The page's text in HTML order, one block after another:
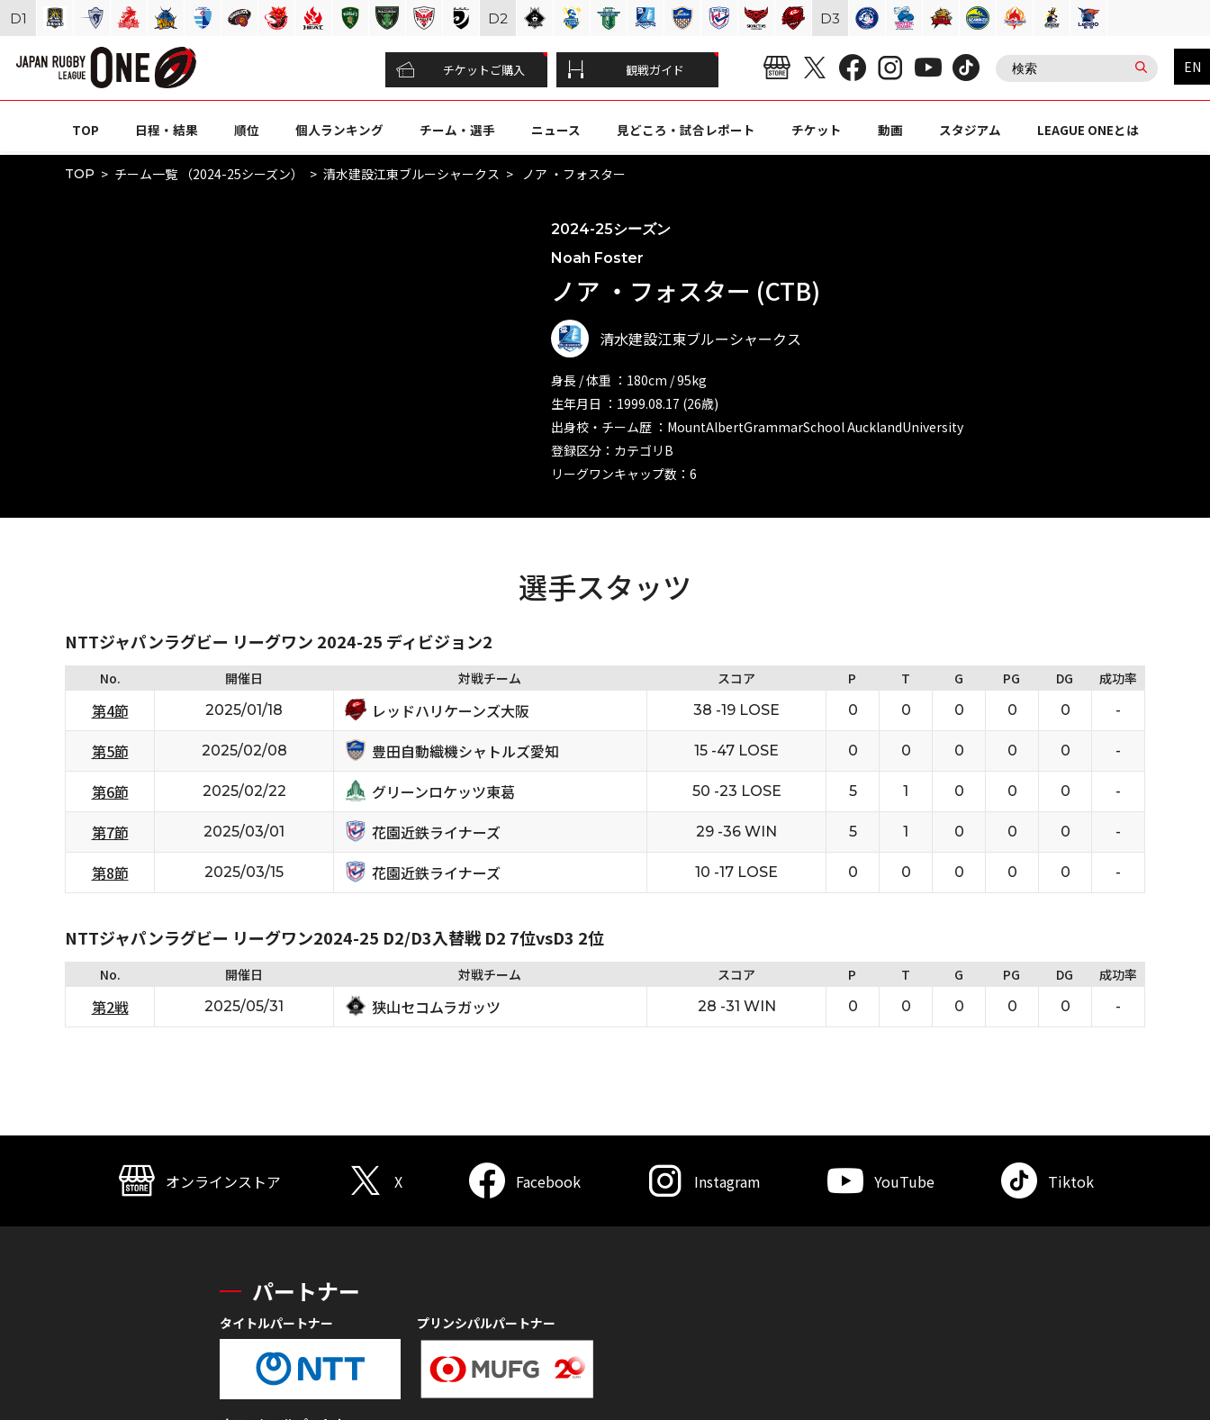
チケットご購入 観戦ガイド EN
TOP 日程・結果 順位 個人ランキング チーム・選手 ニュース 見どころ・試合レポート チケット 動画 スタジアム LEAGUE ONEとは
TOP チーム一覧 （2024-25シーズン） 清水建設江東ブルーシャークス ノア ・フォスター
2024-25シーズン
Noah Foster
ノア ・フォスター (CTB)
清水建設江東ブルーシャークス
身長 / 体重 ：180cm / 95kg
生年月日 ：1999.08.17 (26歳)
出身校・チーム歴 ：MountAlbertGrammarSchool AucklandUniversity
登録区分：カテゴリB
リーグワンキャップ数：6
選手スタッツ
NTTジャパンラグビー リーグワン 2024-25 ディビジョン2
No. 開催日 対戦チーム スコア P T G PG DG 成功率
第4節 2025/01/18 レッドハリケーンズ大阪 38 -19 LOSE 0 0 0 0 0 -
第5節 2025/02/08 豊田自動織機シャトルズ愛知 15 -47 LOSE 0 0 0 0 0 -
第6節 2025/02/22 グリーンロケッツ東葛 50 -23 LOSE 5 1 0 0 0 -
第7節 2025/03/01 花園近鉄ライナーズ 29 -36 WIN 5 1 0 0 0 -
第8節 2025/03/15 花園近鉄ライナーズ 10 -17 LOSE 0 0 0 0 0 -
NTTジャパンラグビー リーグワン2024-25 D2/D3入替戦 D2 7位vsD3 2位
No. 開催日 対戦チーム スコア P T G PG DG 成功率
第2戦 2025/05/31 狭山セコムラガッツ 28 -31 WIN 0 0 0 0 0 -
D1 D2 D3
オンラインストア X Facebook Instagram YouTube Tiktok
パートナー
タイトルパートナー プリンシパルパートナー